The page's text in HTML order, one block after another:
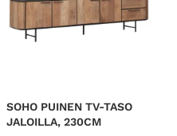
SOHO PUINEN TV-TASO
JALOILLA, 230CM